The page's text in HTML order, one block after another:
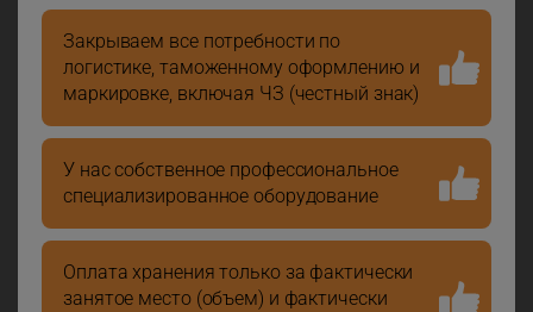
Закрываем все потребности по
логистике, таможенному оформлению и
маркировке, включая ЧЗ (честный знак)
У нас собственное профессиональное
специализированное оборудование
Оплата хранения только за фактически
занятое место (объем) и фактически